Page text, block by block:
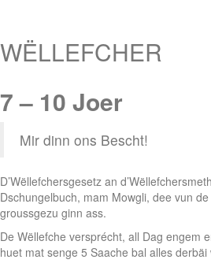
WËLLEFCHER
7 – 10 Joer
Mir dinn ons Bescht!
D’Wëllefchersgesetz an
Dschungelbuch, mam Mowgli, dee vun
groussgezu ginn ass.
De Wëllefche versprécht, all Dag engem
huet mat senge 5 Saache bal alles derbäi